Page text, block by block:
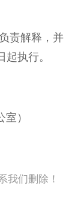
责解释，并
执行。
）
我们删除！